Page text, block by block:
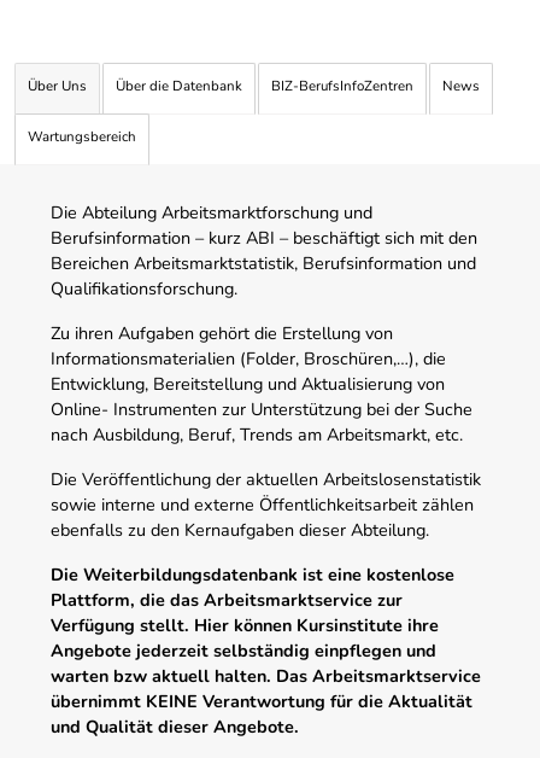
Über Uns Über die Datenbank BIZ-BerufsInfoZentren News
Wartungsbereich
Die Abteilung Arbeitsmarktforschung und
Berufsinformation – kurz ABI – beschäftigt sich mit den
Bereichen Arbeitsmarktstatistik, Berufsinformation und
Qualifikationsforschung.
Zu ihren Aufgaben gehört die Erstellung von
Informationsmaterialien (Folder, Broschüren,…), die
Entwicklung, Bereitstellung und Aktualisierung von
Online- Instrumenten zur Unterstützung bei der Suche
nach Ausbildung, Beruf, Trends am Arbeitsmarkt, etc.
Die Veröffentlichung der aktuellen Arbeitslosenstatistik
sowie interne und externe Öffentlichkeitsarbeit zählen
ebenfalls zu den Kernaufgaben dieser Abteilung.
Die Weiterbildungsdatenbank ist eine kostenlose
Plattform, die das Arbeitsmarktservice zur
Verfügung stellt. Hier können Kursinstitute ihre
Angebote jederzeit selbständig einpflegen und
warten bzw aktuell halten. Das Arbeitsmarktservice
übernimmt KEINE Verantwortung für die Aktualität
und Qualität dieser Angebote.